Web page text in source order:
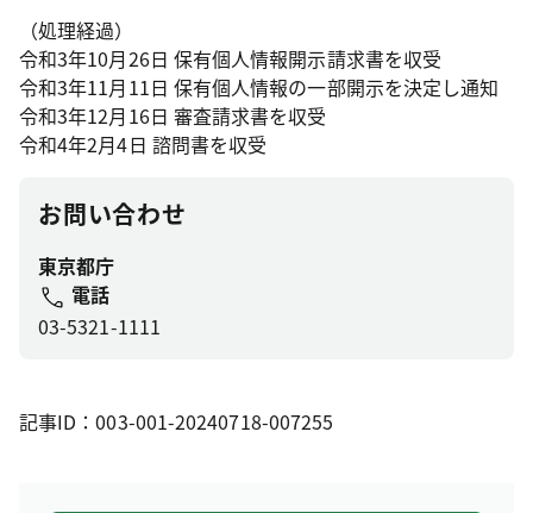
（処理経過）
令和3年10月26日 保有個人情報開示請求書を収受
令和3年11月11日 保有個人情報の一部開示を決定し通知
令和3年12月16日 審査請求書を収受
令和4年2月4日 諮問書を収受
お問い合わせ
東京都庁
電話
03-5321-1111
記事ID：003-001-20240718-007255